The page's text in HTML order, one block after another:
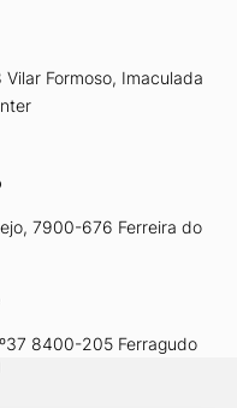
Formoso, Imaculada
7900-676 Ferreira do
8400-205 Ferragudo